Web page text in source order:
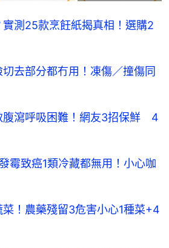
測25款烹飪紙揭真相！選購2
去部分都冇用！凍傷／撞傷同
腹瀉呼吸困難！網友3招保鮮 4
霉致癌1類冷藏都無用！小心咖
！農藥殘留3危害小心1種菜+4